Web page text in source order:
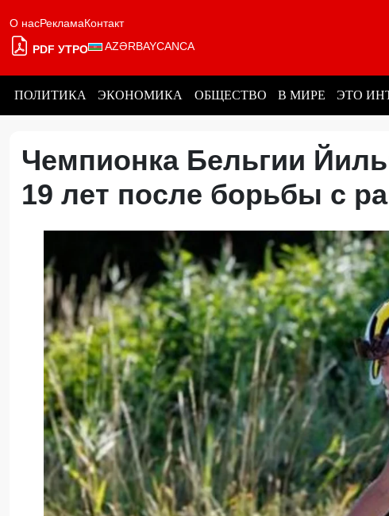
О насРекламаКонтакт
PDF УТРО AZƏRBAYCANCA
ПОЛИТИКА ЭКОНОМИКА ОБЩЕСТВО В МИРЕ ЭТО
Чемпионка Бельгии
19 лет после борьбы с